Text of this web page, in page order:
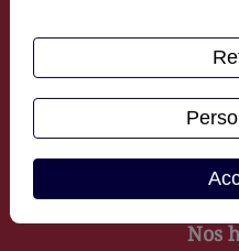
Retrouvez
Nos